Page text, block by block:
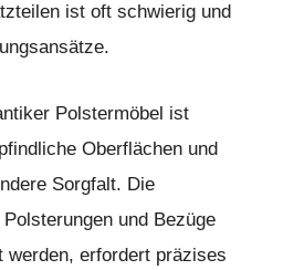
ist oft schwierig und
Polstermöbel ist
Oberflächen und
Sorgfalt. Die
und Bezüge
werden, erfordert präzises